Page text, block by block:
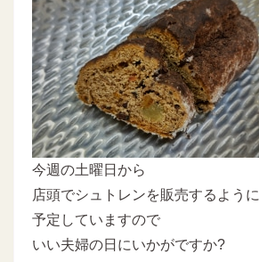
今週の土曜日から
店頭でシュトレンを販売するように
予定していますので
いい夫婦の日にいかがですか?